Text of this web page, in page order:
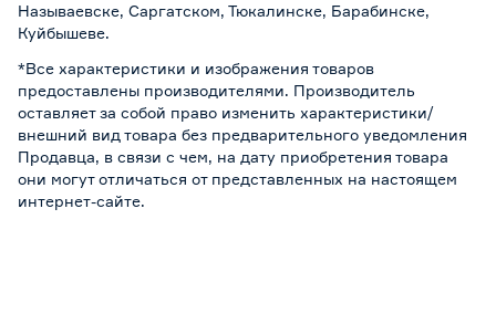
Называевске, Саргатском, Тюкалинске, Барабинске,
Куйбышеве.
*Все характеристики и изображения товаров
предоставлены производителями. Производитель
оставляет за собой право изменить характеристики/
внешний вид товара без предварительного уведомления
Продавца, в связи с чем, на дату приобретения товара
они могут отличаться от представленных на настоящем
интернет-сайте.